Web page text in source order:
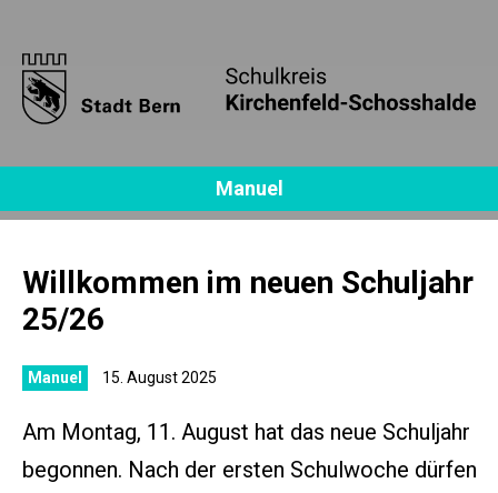
Manuel
Willkommen im neuen Schuljahr
25/26
Manuel 15. August 2025
Am Montag, 11. August hat das neue Schuljahr
begonnen. Nach der ersten Schulwoche dürfen